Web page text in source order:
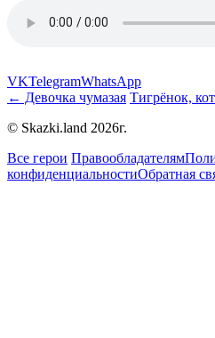
VKTelegramWhatsApp
← Девочка чумазая Тигрёнок,
© Skazki.land 2026г.
Все герои Правообладателям
конфиденциальностиОбратная